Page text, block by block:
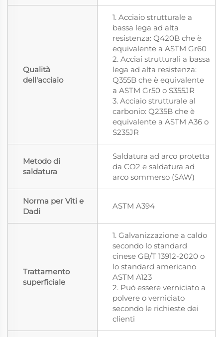
Qualità
dell'acciaio
1. Acciaio strutturale a
bassa lega ad alta
resistenza: Q420B che è
equivalente a ASTM Gr60
2. Acciai strutturali a bassa
lega ad alta resistenza:
Q355B che è equivalente
a ASTM Gr50 o S355JR
3. Acciaio strutturale al
carbonio: Q235B che è
equivalente a ASTM A36 o
S235JR
Metodo di
saldatura
Saldatura ad arco protetta
da CO2 e saldatura ad
arco sommerso (SAW)
Norma per Viti e
Dadi
ASTM A394
Trattamento
superficiale
1. Galvanizzazione a caldo
secondo lo standard
cinese GB/T 13912-2020 o
lo standard americano
ASTM A123
2. Può essere verniciato a
polvere o verniciato
secondo le richieste dei
clienti